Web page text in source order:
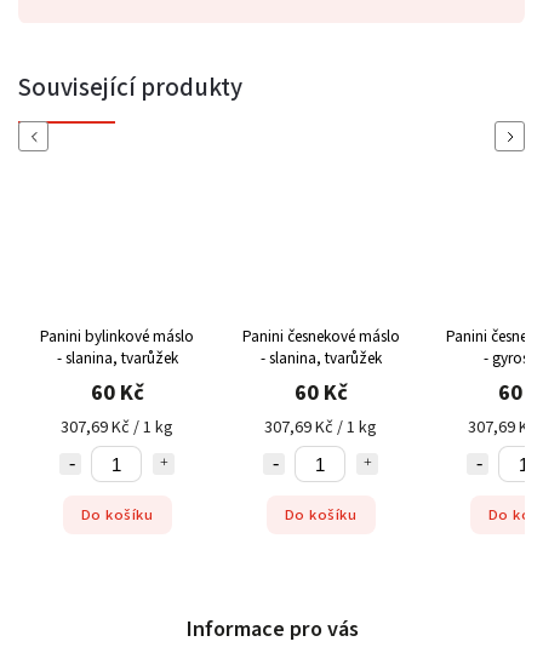
Související produkty
Previous
Panini bylinkové máslo
- slanina, tvarůžek
60 Kč
307,69 Kč / 1 kg
Do košíku
Panini česnekové máslo
- slanina, tvarůžek
60 Kč
307,69 Kč / 1 kg
Do košíku
Panini
- gyros,
60
307,69 Kč
Do
Next
Informace pro vás